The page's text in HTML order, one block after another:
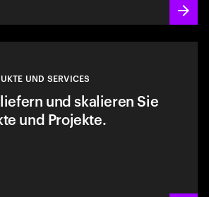
UND SERVICES
und skalieren Sie
und Projekte.